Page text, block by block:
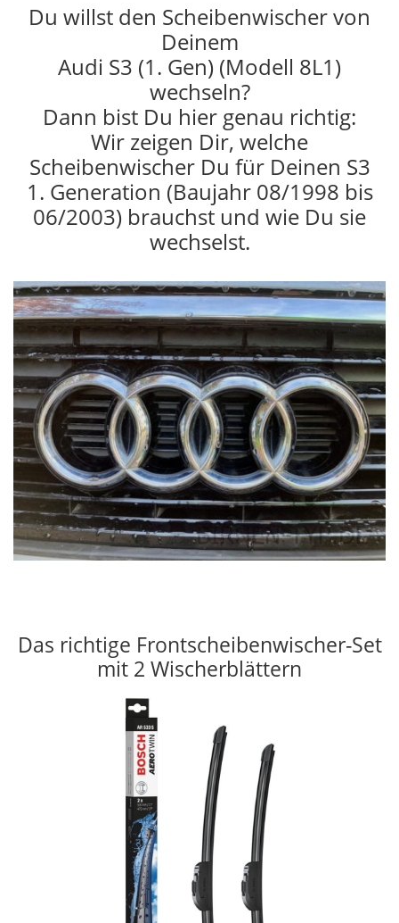
Du willst den Scheibenwischer von
Deinem
Audi S3 (1. Gen) (Modell 8L1)
wechseln?
Dann bist Du hier genau richtig:
Wir zeigen Dir, welche
Scheibenwischer Du für Deinen S3
1. Generation (Baujahr 08/1998 bis
06/2003) brauchst und wie Du sie
wechselst.
Das richtige Frontscheibenwischer-Set
mit 2 Wischerblättern